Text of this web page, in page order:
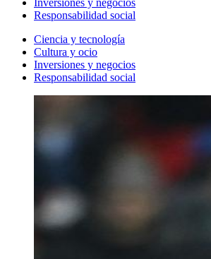
Inversiones y negocios
Responsabilidad social
Ciencia y tecnología
Cultura y ocio
Inversiones y negocios
Responsabilidad social